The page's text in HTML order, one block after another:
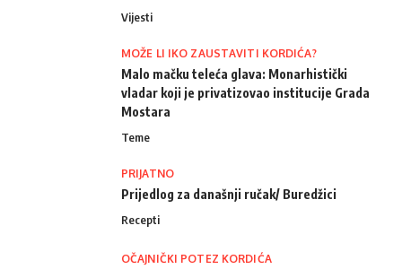
Vijesti
MOŽE LI IKO ZAUSTAVITI KORDIĆA?
Malo mačku teleća glava: Monarhistički
vladar koji je privatizovao institucije Grada
Mostara
Teme
PRIJATNO
Prijedlog za današnji ručak/ Buredžici
Recepti
OČAJNIČKI POTEZ KORDIĆA